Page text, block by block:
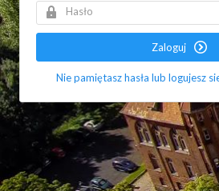
Zaloguj
Nie pamiętasz hasła lub logujesz